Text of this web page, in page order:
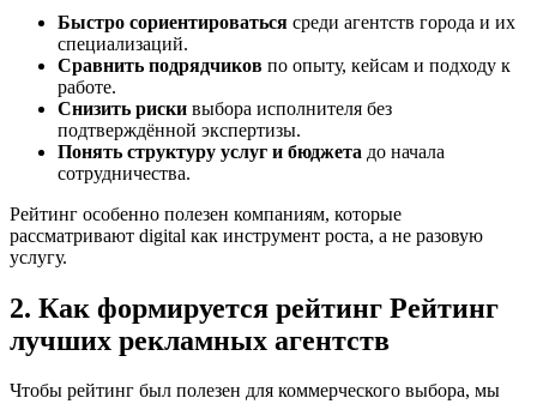
Быстро сориентироваться среди агентств города и их
специализаций.
Сравнить подрядчиков по опыту, кейсам и подходу к
работе.
Снизить риски выбора исполнителя без
подтверждённой экспертизы.
Понять структуру услуг и бюджета до начала
сотрудничества.
Рейтинг особенно полезен компаниям, которые
рассматривают digital как инструмент роста, а не разовую
услугу.
2. Как формируется рейтинг Рейтинг
лучших рекламных агентств
Чтобы рейтинг был полезен для коммерческого выбора, мы